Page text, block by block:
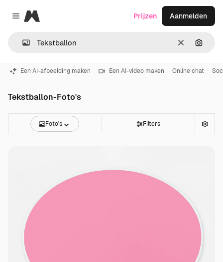
Close menu
Magnific
Wissen
Prijzen Aanmelden
Een AI-afbeelding maken Een AI-video maken Online chat
Tekstballon-Foto's
Foto's Filters